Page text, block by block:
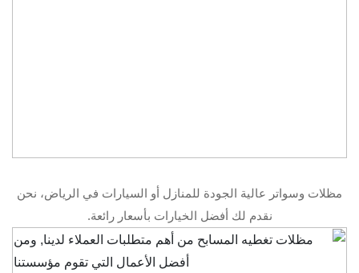
مظلات وسواتر عالية الجودة للمنازل أو السيارات في الرياض، نحن
نقدم لك أفضل الخيارات بأسعار رائعة.